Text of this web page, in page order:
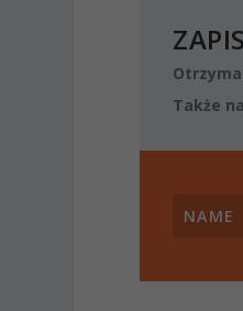
Także